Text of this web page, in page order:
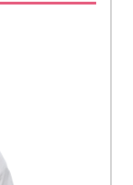
剥がしても
や「リペア
ル